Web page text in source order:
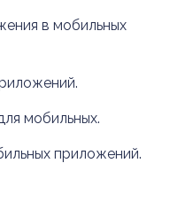
в мобильных
мобильных.
приложений.